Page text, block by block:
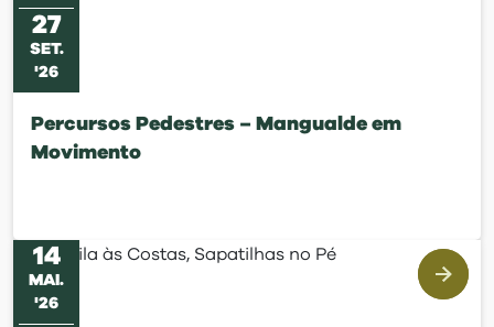
27
SET.
'26
Percursos Pedestres – Mangualde em
Movimento
14
MAI .
'26